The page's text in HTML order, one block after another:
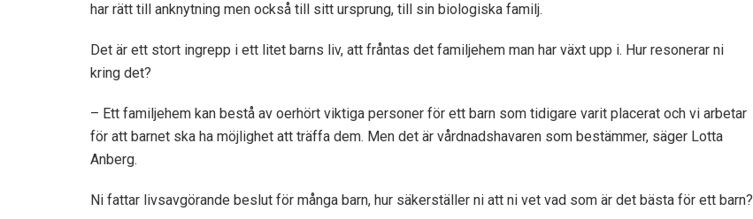
har rätt till anknytning men också till sitt ursprung, till sin biologiska familj.
Det är ett stort ingrepp i ett litet barns liv, att fråntas det familjehem man har växt upp i. Hur resonerar ni
kring det?
– Ett familjehem kan bestå av oerhört viktiga personer för ett barn som tidigare varit placerat och vi arbetar
för att barnet ska ha möjlighet att träffa dem. Men det är vårdnadshavaren som bestämmer, säger Lotta
Anberg.
Ni fattar livsavgörande beslut för många barn, hur säkerställer ni att ni vet vad som är det bästa för ett barn?